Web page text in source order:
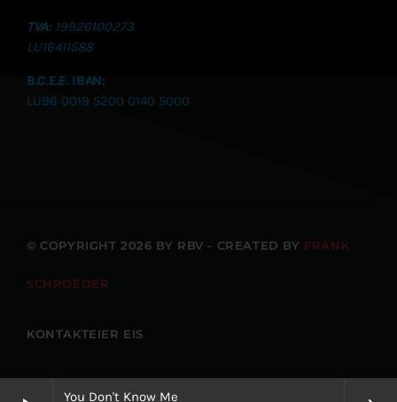
You Don't Know Me
TVA: 19926100273
LU16411588
B.C.E.E. IBAN:
LU96 0019 5200 0140 5000
© COPYRIGHT 2026 BY RBV - CREATED BY FRANK
SCHROEDER
KONTAKTEIER EIS